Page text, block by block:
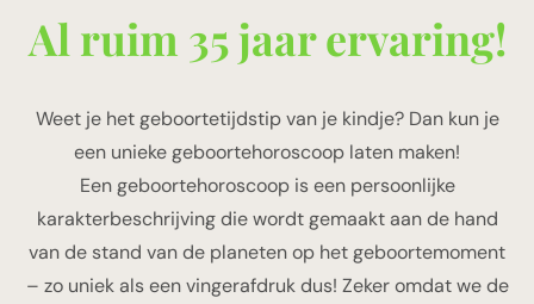
Al ruim 35 jaar ervaring!
Weet je het geboortetijdstip van je kindje? Dan kun je
een unieke geboortehoroscoop laten maken!
Een geboortehoroscoop is een persoonlijke
karakterbeschrijving die wordt gemaakt aan de hand
van de stand van de planeten op het geboortemoment
– zo uniek als een vingerafdruk dus! Zeker omdat we de